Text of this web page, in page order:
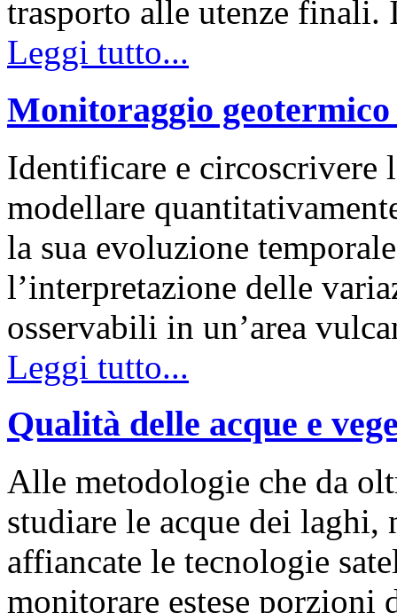
trasporto alle utenze
Leggi tutto...
Monitoraggio
Identificare e circoscrivere
modellare
la sua evoluzione
l’interpretazione delle
osservabili in un’area
Leggi tutto...
Qualità delle acque e
Alle metodologie che da
studiare le acque dei
affiancate le tecnologie
monitorare estese